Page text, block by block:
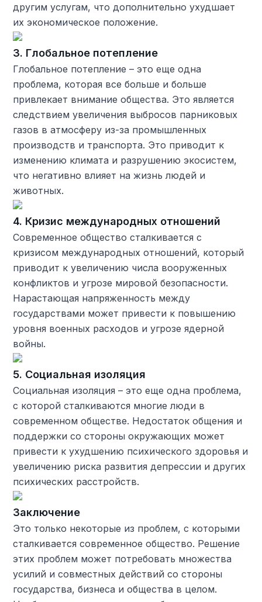
другим услугам, что дополнительно ухудшает
их экономическое положение.
3. Глобальное потепление
Глобальное потепление – это еще одна
проблема, которая все больше и больше
привлекает внимание общества. Это является
следствием увеличения выбросов парниковых
газов в атмосферу из-за промышленных
производств и транспорта. Это приводит к
изменению климата и разрушению экосистем,
что негативно влияет на жизнь людей и
животных.
4. Кризис международных отношений
Современное общество сталкивается с
кризисом международных отношений, который
приводит к увеличению числа вооруженных
конфликтов и угрозе мировой безопасности.
Нарастающая напряженность между
государствами может привести к повышению
уровня военных расходов и угрозе ядерной
войны.
5. Социальная изоляция
Социальная изоляция – это еще одна проблема,
с которой сталкиваются многие люди в
современном обществе. Недостаток общения и
поддержки со стороны окружающих может
привести к ухудшению психического здоровья и
увеличению риска развития депрессии и других
психических расстройств.
Заключение
Это только некоторые из проблем, с которыми
сталкивается современное общество. Решение
этих проблем может потребовать множества
усилий и совместных действий со стороны
государства, бизнеса и общества в целом.